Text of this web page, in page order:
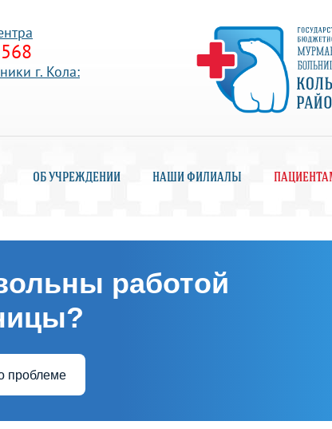
г. Кола:
ОБ УЧРЕЖДЕНИИ НАШИ ФИЛИАЛЫ
работой
проблеме